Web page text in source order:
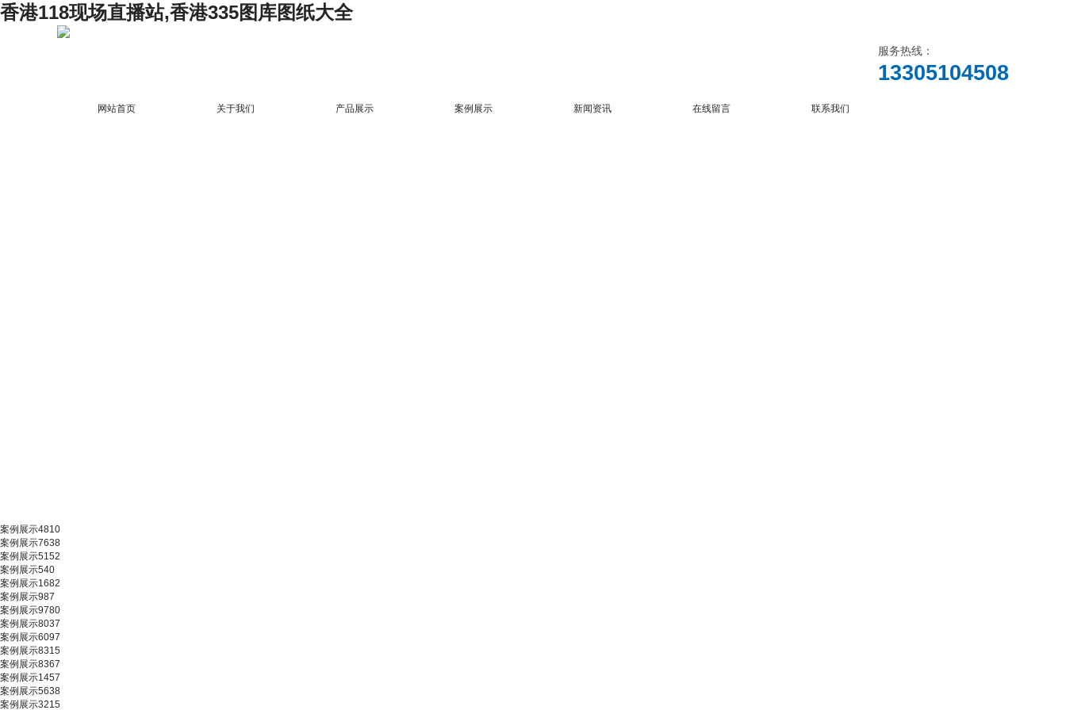
香港118现场直播站,香港335图库图纸大全
服务热线：
13305104508
网站首页 关于我们 产品展示 案例展示 新闻资讯 在线留言 联系我们
案例展示4810
案例展示7638
案例展示5152
案例展示540
案例展示1682
案例展示987
案例展示9780
案例展示8037
案例展示6097
案例展示8315
案例展示8367
案例展示1457
案例展示5638
案例展示3215